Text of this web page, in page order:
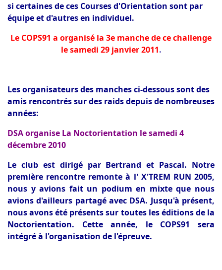
si certaines de ces Courses d'Orientation sont par
équipe et d'autres en individuel.
Le COPS91 a organisé la 3e manche de ce challenge
le samedi 29 janvier 2011.
Les organisateurs des manches ci-dessous sont des
amis rencontrés sur des raids depuis de nombreuses
années:
DSA organise La Noctorientation le samedi 4
décembre 2010
Le club est dirigé par Bertrand et Pascal. Notre
première rencontre remonte à l' X'TREM RUN 2005,
nous y avions fait un podium en mixte que nous
avions d'ailleurs partagé avec DSA. Jusqu'à présent,
nous avons été présents sur toutes les éditions de la
Noctorientation. Cette année, le COPS91 sera
intégré à l'organisation de l'épreuve.